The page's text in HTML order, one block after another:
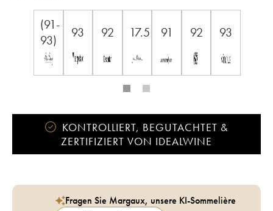
(91-
93)
93 92 17.5 91 92 93
KONTROLLIERT, BEGUTACHTET &
ZERTIFIZIERT VON IDEALWINE
Fragen Sie Margaux, unsere KI-Sommelière